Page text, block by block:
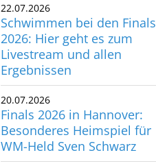
22.07.2026
Schwimmen bei den Finals
2026: Hier geht es zum
Livestream und allen
Ergebnissen
20.07.2026
Finals 2026 in Hannover:
Besonderes Heimspiel für
WM-Held Sven Schwarz